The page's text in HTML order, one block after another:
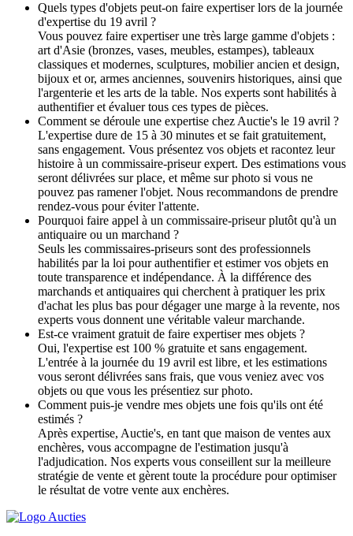
Quels types d'objets peut-on faire expertiser lors de la journée
d'expertise du 19 avril ?
Vous pouvez faire expertiser une très large gamme d'objets :
art d'Asie (bronzes, vases, meubles, estampes), tableaux
classiques et modernes, sculptures, mobilier ancien et design,
bijoux et or, armes anciennes, souvenirs historiques, ainsi que
l'argenterie et les arts de la table. Nos experts sont habilités à
authentifier et évaluer tous ces types de pièces.
Comment se déroule une expertise chez Auctie's le 19 avril ?
L'expertise dure de 15 à 30 minutes et se fait gratuitement,
sans engagement. Vous présentez vos objets et racontez leur
histoire à un commissaire-priseur expert. Des estimations vous
seront délivrées sur place, et même sur photo si vous ne
pouvez pas ramener l'objet. Nous recommandons de prendre
rendez-vous pour éviter l'attente.
Pourquoi faire appel à un commissaire-priseur plutôt qu'à un
antiquaire ou un marchand ?
Seuls les commissaires-priseurs sont des professionnels
habilités par la loi pour authentifier et estimer vos objets en
toute transparence et indépendance. À la différence des
marchands et antiquaires qui cherchent à pratiquer les prix
d'achat les plus bas pour dégager une marge à la revente, nos
experts vous donnent une véritable valeur marchande.
Est-ce vraiment gratuit de faire expertiser mes objets ?
Oui, l'expertise est 100 % gratuite et sans engagement.
L'entrée à la journée du 19 avril est libre, et les estimations
vous seront délivrées sans frais, que vous veniez avec vos
objets ou que vous les présentiez sur photo.
Comment puis-je vendre mes objets une fois qu'ils ont été
estimés ?
Après expertise, Auctie's, en tant que maison de ventes aux
enchères, vous accompagne de l'estimation jusqu'à
l'adjudication. Nos experts vous conseillent sur la meilleure
stratégie de vente et gèrent toute la procédure pour optimiser
le résultat de votre vente aux enchères.